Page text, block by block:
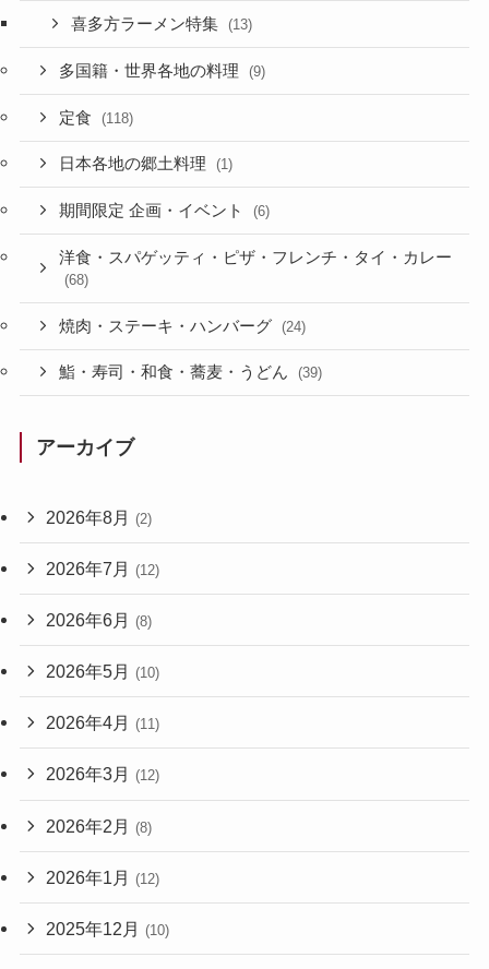
喜多方ラーメン特集 (13)
多国籍・世界各地の料理 (9)
定食 (118)
日本各地の郷土料理 (1)
期間限定 企画・イベント (6)
洋食・スパゲッティ・ピザ・フレンチ・タイ・カレー
(68)
焼肉・ステーキ・ハンバーグ (24)
鮨・寿司・和食・蕎麦・うどん (39)
アーカイブ
2026年8月 (2)
2026年7月 (12)
2026年6月 (8)
2026年5月 (10)
2026年4月 (11)
2026年3月 (12)
2026年2月 (8)
2026年1月 (12)
2025年12月 (10)